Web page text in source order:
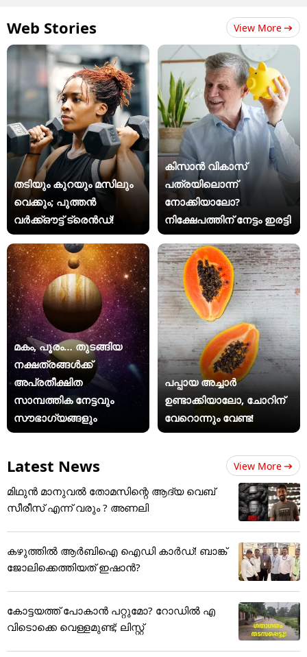
Web Stories View More
തടിയും കുറയും മസിലും
വെക്കും; പുത്തൻ
വർക്ക്ഔട്ട് ട്രെൻഡ്!
കിസാന്‍ വികാസ്
പത്രയിലൊന്ന്
നോക്കിയാലോ?
നിക്ഷേപത്തിന് നേട്ടം ഇരട്ടി
മകം, പൂരം… തുടങ്ങിയ
നക്ഷത്രങ്ങൾക്ക്
അപ്രതീക്ഷിത
സാമ്പത്തിക നേട്ടവും
സൗഭാഗ്യങ്ങളും
പപ്പായ അച്ചാർ
ഉണ്ടാക്കിയാലോ, ചോറിന്
വേറൊന്നും വേണ്ട!
Latest News View More
മിഥുൻ മാനുവൽ തോമസിന്റെ ആദ്യ വെബ്
സീരീസ് എന്ന് വരും ? അണലി
കഴുത്തില്‍ ആര്‍ബിഐ ഐഡി കാര്‍ഡ്! ബാങ്ക്
ജോലിക്കെത്തിയത് ഇഷാന്‍?
കോട്ടയത്ത് പോകാൻ പറ്റുമോ? റോഡിൽ എ
വിടൊക്കെ വെള്ളമുണ്ട്; ലിസ്റ്റ്